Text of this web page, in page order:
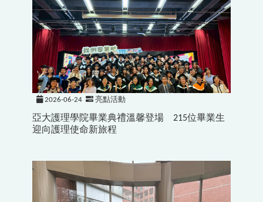
2026-06-24 亮點活動
亞大護理學院畢業典禮溫馨登場 215位畢業生
迎向護理使命新旅程